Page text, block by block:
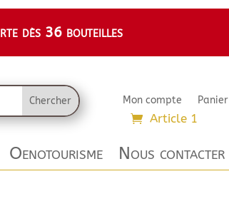
dès 36 bouteilles
Mon compte Panier
Article 1
Oenotourisme Nous contacter